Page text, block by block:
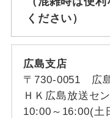
ください）
広島支店
〒730-0051 広
ＨＫ広島放送セ
10:00～16:00(土